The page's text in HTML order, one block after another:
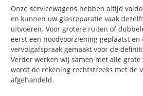
Onze servicewagens hebben altijd
en kunnen uw glasreparatie vaak
uitvoeren. Voor grotere ruiten of
eerst een noodvoorziening geplaatst en
vervolgafspraak gemaakt voor de
Verder werken wij samen met alle grote
wordt de rekening rechtstreeks met de
afgehandeld.